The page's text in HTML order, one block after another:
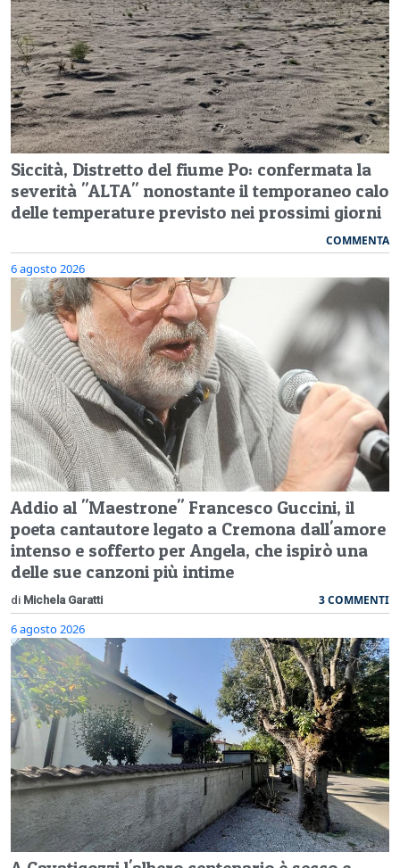
Siccità, Distretto del fiume Po: confermata la
severità "ALTA" nonostante il temporaneo calo
delle temperature previsto nei prossimi giorni
COMMENTA
6 agosto 2026
Addio al "Maestrone" Francesco Guccini, il
poeta cantautore legato a Cremona dall'amore
intenso e sofferto per Angela, che ispirò una
delle sue canzoni più intime
di Michela Garatti 3 COMMENTI
6 agosto 2026